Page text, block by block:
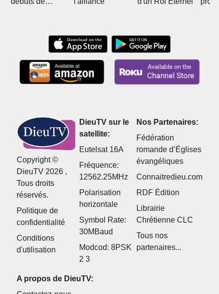
Copyright ©
DieuTV 2026 ,
Tous droits
réservés.
Politique de
confidentialité
Conditions
d'utilisation
DieuTV sur le
satellite:
Eutelsat 16A
Fréquence:
12562.25MHz
Polarisation
horizontale
Symbol Rate:
30MBaud
Modcod: 8PSK
2 3
Nos Partenaires:
Fédération
romande d’Églises
évangéliques
Connaitredieu.com
RDF Édition
Librairie
Chrétienne CLC
Tous nos
partenaires...
A propos de DieuTV: